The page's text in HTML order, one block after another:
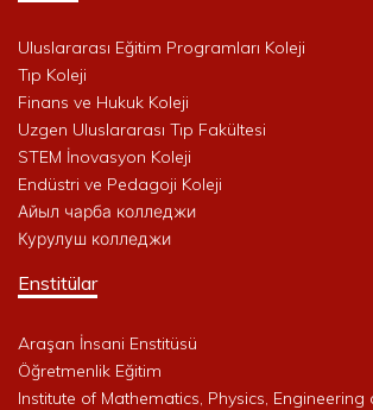
Uluslararası Eğitim Programları Koleji
Tıp Koleji
Finans ve Hukuk Koleji
Uzgen Uluslararası Tıp Fakültesi
STEM İnovasyon Koleji
Endüstri ve Pedagoji Koleji
Айыл чарба колледжи
Курулуш колледжи
Enstitülar
Araşan İnsani Enstitüsü
Öğretmenlik Eğitim
Institute of Mathematics, Physics,